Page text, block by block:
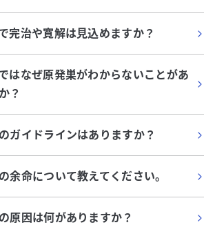
完治や寛解は見込めますか？
はなぜ原発巣がわからないことがあ
？
ガイドラインはありますか？
余命について教えてください。
原因は何がありますか？